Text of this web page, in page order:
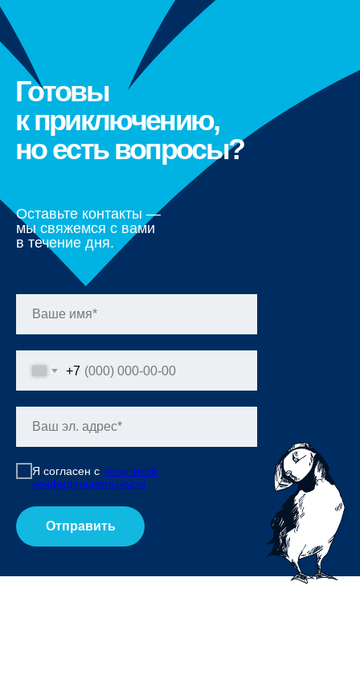
Готовы
к приключению,
но есть вопросы?
Оставьте контакты —
мы свяжемся с вами
в течение дня.
+7
Я согласен с политикой
конфиденциальности
Отправить